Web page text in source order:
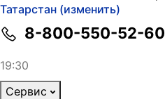
Татарстан (изменить)
8-800-550-52-60
19:30
Сервис